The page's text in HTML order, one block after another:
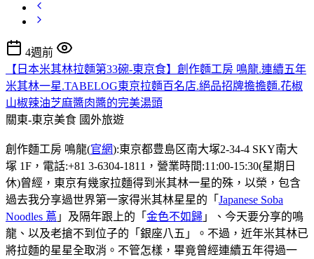
4週前
【日本米其林拉麵第33碗-東京食】創作麵工房 鳴龍.連續五年
米其林一星.TABELOG東京拉麵百名店.絕品招牌擔擔麵.花椒
山椒辣油芝麻醬肉醬的完美湯頭
關東-東京美食 國外旅遊
創作麵工房 鳴龍(官網):東京都豊島区南大塚2-34-4 SKY南大
塚 1F，電話:+81 3-6304-1811，營業時間:11:00-15:30(星期日
休)曾經，東京有幾家拉麵得到米其林一星的殊，以榮，包含
過去我分享過世界第一家得米其林星星的「 Japanese Soba
Noodles 蔦 」及隔年跟上的「 金色不如歸 」、今天要分享的鳴
龍、以及老搶不到位子的「銀座八五」。不過，近年米其林已
將拉麵的星星全取消。不管怎樣，畢竟曾經連續五年得過一